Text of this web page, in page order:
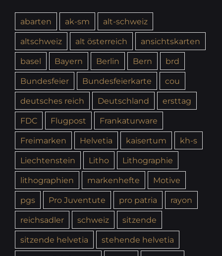
abarten ak-sm
alt-schweiz
altschweiz
alt österreich
ansichtskarten
basel
Bayern Berlin Bern
brd
Bundesfeier
Bundesfeierkarte
cou
deutsches reich
Deutschland
ersttag
FDC
Flugpost
Frankaturware
Freimarken
Helvetia kaisertum
kh-s
Liechtenstein
Litho
Lithographie
lithographien
markenhefte
Motive
pgs
Pro Juventute pro patria
rayon
reichsadler
schweiz
sitzende
sitzende helvetia
stehende helvetia